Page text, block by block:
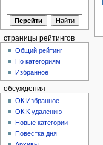
страницы рейтингов
Общий рейтинг
По категориям
Избранное
обсуждения
ОК:Избранное
ОК:К удалению
Новые категории
Повестка дня